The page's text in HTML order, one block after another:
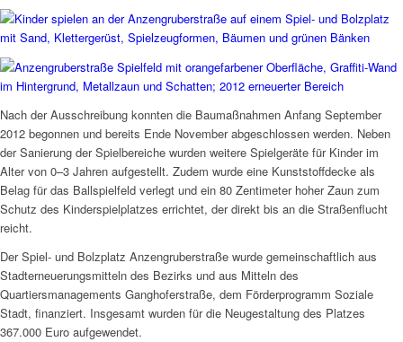
Nach der Ausschreibung konnten die Baumaßnahmen Anfang September
2012 begonnen und bereits Ende November abgeschlossen werden. Neben
der Sanierung der Spielbereiche wurden weitere Spielgeräte für Kinder im
Alter von 0–3 Jahren aufgestellt. Zudem wurde eine Kunststoffdecke als
Belag für das Ballspielfeld verlegt und ein 80 Zentimeter hoher Zaun zum
Schutz des Kinderspielplatzes errichtet, der direkt bis an die Straßenflucht
reicht.
Der Spiel- und Bolzplatz Anzengruberstraße wurde gemeinschaftlich aus
Stadterneuerungsmitteln des Bezirks und aus Mitteln des
Quartiersmanagements Ganghoferstraße, dem Förderprogramm Soziale
Stadt, finanziert. Insgesamt wurden für die Neugestaltung des Platzes
367.000 Euro aufgewendet.